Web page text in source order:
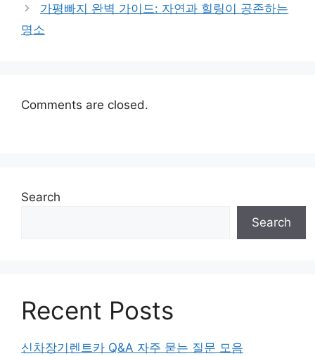
가평빠지 완벽 가이드: 자연과 힐링이 공존하는
명소
Comments are closed.
Search
Search
Recent Posts
신차장기렌트카 Q&A 자주 묻는 질문 모음